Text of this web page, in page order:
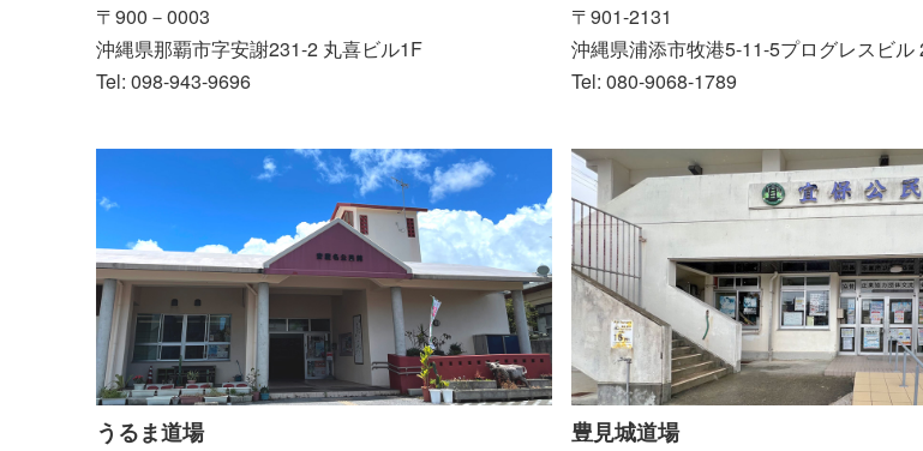
〒900－0003
沖縄県那覇市字安謝231-2 丸喜ビル1F
Tel: 098-943-9696
〒901-2131
沖縄県浦添市牧港5-11-5プログレスビル
Tel: 080-9068-1789
うるま道場 豊見城道場